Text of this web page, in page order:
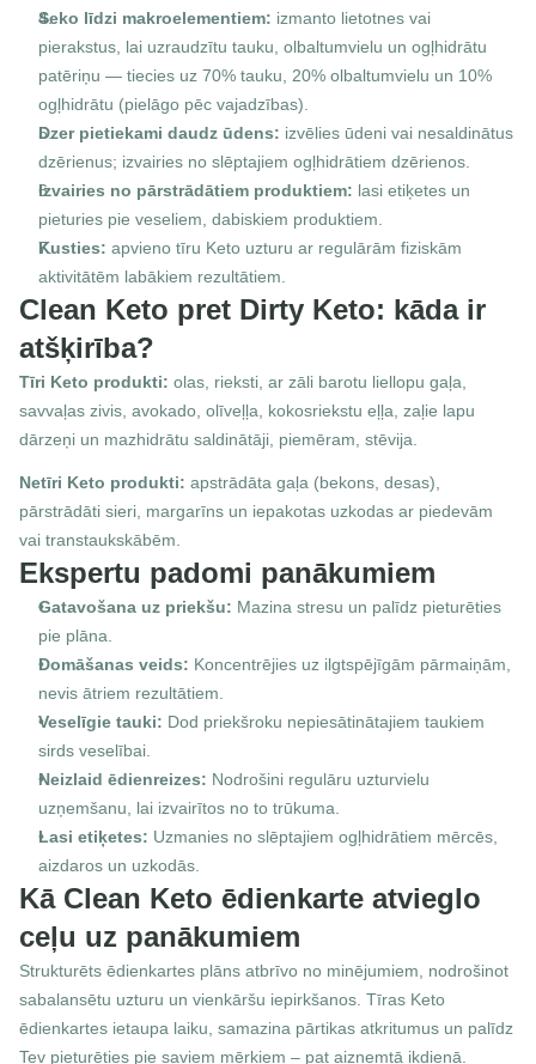
Seko līdzi makroelementiem: izmanto lietotnes vai
pierakstus, lai uzraudzītu tauku, olbaltumvielu un ogļhidrātu
patēriņu — tiecies uz 70% tauku, 20% olbaltumvielu un 10%
ogļhidrātu (pielāgo pēc vajadzības).
Dzer pietiekami daudz ūdens: izvēlies ūdeni vai nesaldinātus
dzērienus; izvairies no slēptajiem ogļhidrātiem dzērienos.
Izvairies no pārstrādātiem produktiem: lasi etiķetes un
pieturies pie veseliem, dabiskiem produktiem.
Kusties: apvieno tīru Keto uzturu ar regulārām fiziskām
aktivitātēm labākiem rezultātiem.
Clean Keto pret Dirty Keto: kāda ir
atšķirība?
Tīri Keto produkti: olas, rieksti, ar zāli barotu liellopu gaļa,
savvaļas zivis, avokado, olīveļļa, kokosriekstu eļļa, zaļie lapu
dārzeņi un mazhidrātu saldinātāji, piemēram, stēvija.
Netīri Keto produkti: apstrādāta gaļa (bekons, desas),
pārstrādāti sieri, margarīns un iepakotas uzkodas ar piedevām
vai transtaukskābēm.
Ekspertu padomi panākumiem
Gatavošana uz priekšu: Mazina stresu un palīdz pieturēties
pie plāna.
Domāšanas veids: Koncentrējies uz ilgtspējīgām pārmaiņām,
nevis ātriem rezultātiem.
Veselīgie tauki: Dod priekšroku nepiesātinātajiem taukiem
sirds veselībai.
Neizlaid ēdienreizes: Nodrošini regulāru uzturvielu
uzņemšanu, lai izvairītos no to trūkuma.
Lasi etiķetes: Uzmanies no slēptajiem ogļhidrātiem mērcēs,
aizdaros un uzkodās.
Kā Clean Keto ēdienkarte atvieglo
ceļu uz panākumiem
Strukturēts ēdienkartes plāns atbrīvo no minējumiem, nodrošinot
sabalansētu uzturu un vienkāršu iepirkšanos. Tīras Keto
ēdienkartes ietaupa laiku, samazina pārtikas atkritumus un palīdz
Tev pieturēties pie saviem mērķiem – pat aizņemtā ikdienā.